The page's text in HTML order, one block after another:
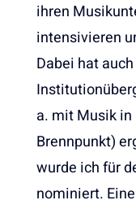
ihren
intensivieren
Dabei hat
a. mit Musik
Brennpunkt)
wurde ich für
nominiert.